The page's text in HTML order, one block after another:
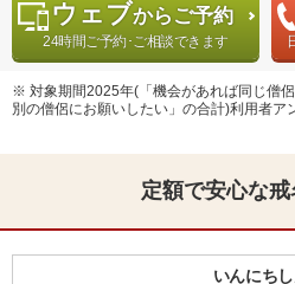
ウェブからご予約
24時間ご予約･ご相談できます
※ 対象期間2025年(「機会があれば同じ僧
別の僧侶にお願いしたい」の合計)利用者ア
定額で安心な